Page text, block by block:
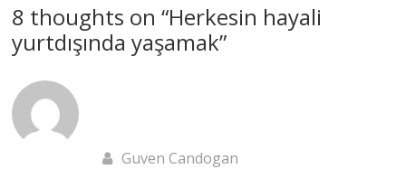
8 thoughts on “Herkesin hayali
yurtdışında yaşamak”
Guven Candogan